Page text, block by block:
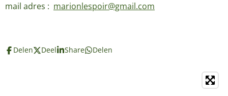
mail adres : marionlespoir@gmail.com
Delen Deel Share Delen